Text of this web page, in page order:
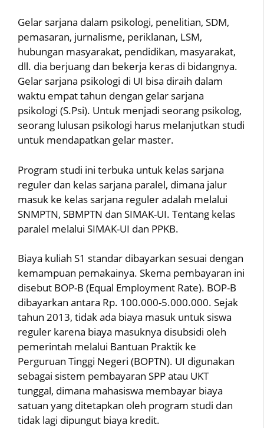
Gelar sarjana dalam psikologi, penelitian, SDM,
pemasaran, jurnalisme, periklanan, LSM,
hubungan masyarakat, pendidikan, masyarakat,
dll. dia berjuang dan bekerja keras di bidangnya.
Gelar sarjana psikologi di UI bisa diraih dalam
waktu empat tahun dengan gelar sarjana
psikologi (S.Psi). Untuk menjadi seorang psikolog,
seorang lulusan psikologi harus melanjutkan studi
untuk mendapatkan gelar master.
Program studi ini terbuka untuk kelas sarjana
reguler dan kelas sarjana paralel, dimana jalur
masuk ke kelas sarjana reguler adalah melalui
SNMPTN, SBMPTN dan SIMAK-UI. Tentang kelas
paralel melalui SIMAK-UI dan PPKB.
Biaya kuliah S1 standar dibayarkan sesuai dengan
kemampuan pemakainya. Skema pembayaran ini
disebut BOP-B (Equal Employment Rate). BOP-B
dibayarkan antara Rp. 100.000-5.000.000. Sejak
tahun 2013, tidak ada biaya masuk untuk siswa
reguler karena biaya masuknya disubsidi oleh
pemerintah melalui Bantuan Praktik ke
Perguruan Tinggi Negeri (BOPTN). UI digunakan
sebagai sistem pembayaran SPP atau UKT
tunggal, dimana mahasiswa membayar biaya
satuan yang ditetapkan oleh program studi dan
tidak lagi dipungut biaya kredit.